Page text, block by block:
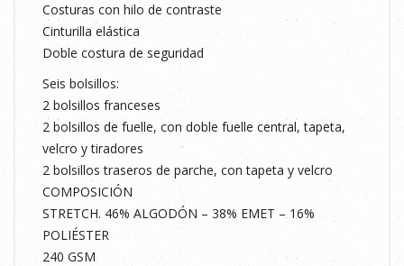
Costuras con hilo de contraste
Cinturilla elástica
Doble costura de seguridad
Seis bolsillos:
2 bolsillos franceses
2 bolsillos de fuelle, con doble fuelle central, tapeta,
velcro y tiradores
2 bolsillos traseros de parche, con tapeta y velcro
COMPOSICIÓN
STRETCH. 46% ALGODÓN – 38% EMET – 16%
POLIÉSTER
240 GSM